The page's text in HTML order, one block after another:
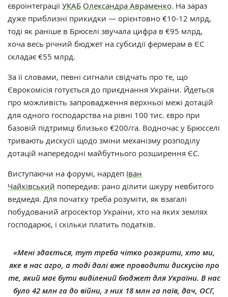
євроінтеграції УКАБ Олександра Авраменко. На зараз
дуже приблизні прикидки — орієнтовно €10-12 млрд,
тоді як раніше в Брюселі звучала цифра в €95 млрд,
хоча весь річний бюджет на субсидії фермерам в ЄС
складає €55 млрд.
За її словами, певні сигнали свідчать про те, що
Єврокомісія готується до приєднання України. Йдеться
про можливість запровадження верхньої межі дотацій
для одного господарства на рівні 100 тис. євро при
базовій підтримці близько €200/га. Водночас у Брюсселі
тривають дискусії щодо зміни механізму розподілу
дотацій напередодні майбутнього розширення ЄС.
Виступаючи на форумі, нардеп Іван
Чайківський попередив: рано ділити шкуру невбитого
ведмедя. Для початку треба розуміти, як взагалі
побудований агросектор України, хто на яких землях
господарює, і скільки платить податків.
«Мені здається, тут треба чітко розкрити, хто ми,
яке в нас агро, а тоді далі вже проводити дискусію про
те, який має бути виділений бюджет для України. В нас
було 42 млн га до війни, з них 18 млн га паїв, дач, ОСГ,